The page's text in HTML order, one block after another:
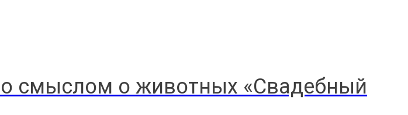
смыслом о животных «Свадебный